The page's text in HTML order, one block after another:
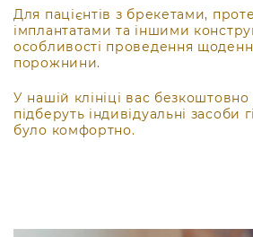
Для пацієнтів з брекетами,
імплантатами та іншими
особливості проведення
порожнини.
У нашій клініці вас безкоштовно
підберуть індивідуальні засоби
було комфортно.